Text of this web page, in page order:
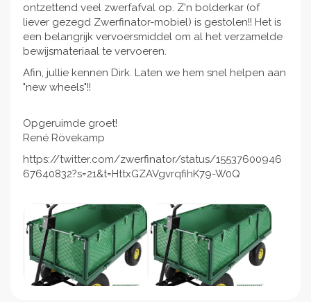
ontzettend veel zwerfafval op. Z'n bolderkar (of
liever gezegd Zwerfinator-mobiel) is gestolen!! Het is
een belangrijk vervoersmiddel om al het verzamelde
bewijsmateriaal te vervoeren.
Afin, jullie kennen Dirk. Laten we hem snel helpen aan
"new wheels"!!
Opgeruimde groet!
René Rövekamp
https://twitter.com/zwerfinator/status/15537600946
67640832?s=21&t=HttxGZAVgvrqfihK79-W0Q